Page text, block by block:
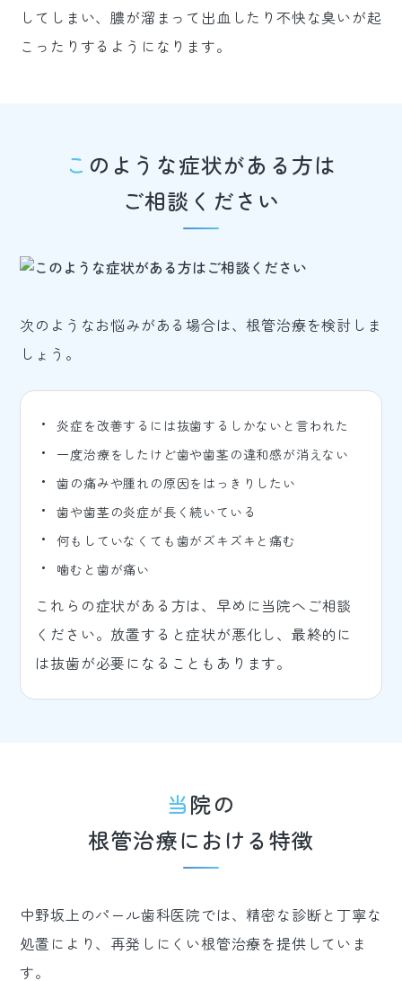
してしまい、膿が溜まって出血したり不快な臭いが起
こったりするようになります。
このような症状がある方は
ご相談ください
次のようなお悩みがある場合は、根管治療を検討しま
しょう。
炎症を改善するには抜歯するしかないと言われた
一度治療をしたけど歯や歯茎の違和感が消えない
歯の痛みや腫れの原因をはっきりしたい
歯や歯茎の炎症が長く続いている
何もしていなくても歯がズキズキと痛む
噛むと歯が痛い
これらの症状がある方は、早めに当院へご相談
ください。放置すると症状が悪化し、最終的に
は抜歯が必要になることもあります。
当院の
根管治療における特徴
中野坂上のパール歯科医院では、精密な診断と丁寧な
処置により、再発しにくい根管治療を提供していま
す。